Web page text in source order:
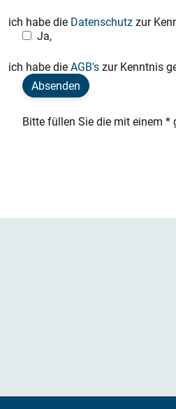
ich habe die Datenschutzzur
Ja,
ich habe dieAGB'szur Kenntnis
Absenden
Bitte füllen Sie die mit einem *